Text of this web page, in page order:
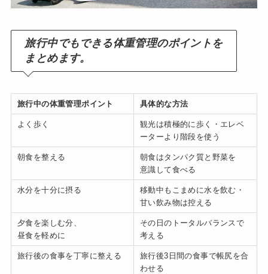
旅行中でもできる体重管理のポイントを
まとめます。
旅行中の体重管理ポイント 具体的な方法
よく歩く
観光は積極的に歩く・エレベ
ーターより階段を使う
朝食を整える
朝食はタンパク質と野菜を
意識して食べる
水分を十分に摂る
移動中もこまめに水を飲む・
甘い飲み物は控える
夕食を楽しむ分、
昼食を軽めに
その日のトータルバランスで
考える
旅行後の食事を丁寧に整える
旅行後3日間の食事で帳尻を合
わせる